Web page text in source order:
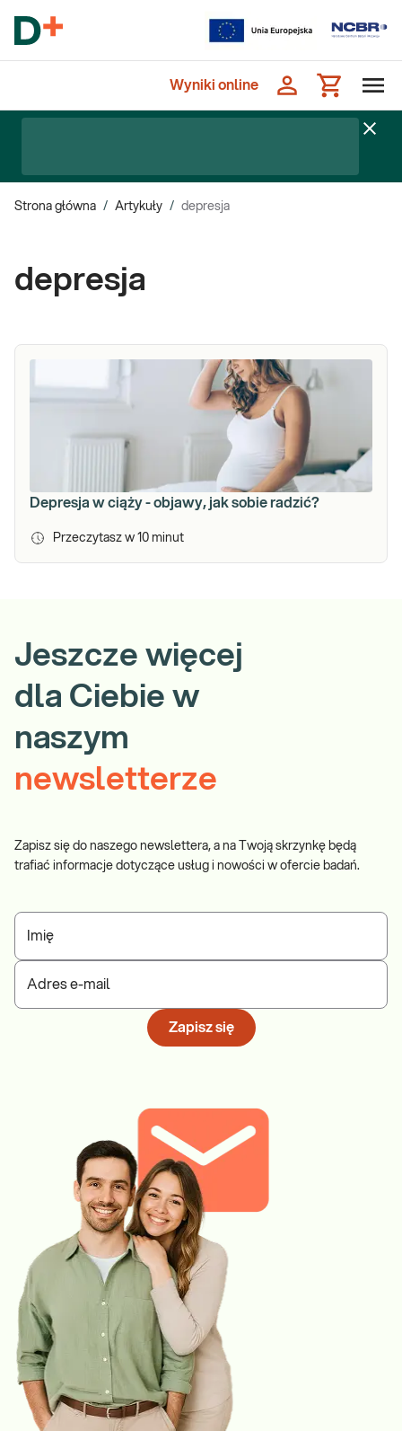
Wyniki online
Strona główna / Artykuły / depresja
depresja
Depresja w ciąży - objawy, jak sobie radzić?
Przeczytasz w 10 minut
Jeszcze więcej
dla Ciebie w
naszym
newsletterze
Zapisz się do naszego newslettera, a na Twoją skrzynkę będą
trafiać informacje dotyczące usług i nowości w ofercie badań.
Imię
Adres e-mail
Zapisz się